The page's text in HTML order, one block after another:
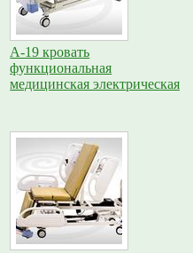
A-19 кровать
функциональная
медицинская электрическая